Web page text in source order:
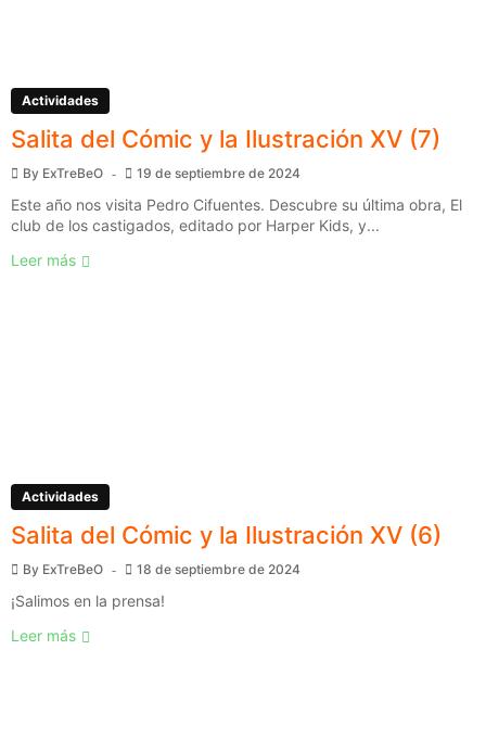
Actividades
Salita del Cómic y la Ilustración XV (7)
By ExTreBeO 19 de septiembre de 2024
Este año nos visita Pedro Cifuentes. Descubre su última obra, El
club de los castigados, editado por Harper Kids, y...
Leer más
Actividades
Salita del Cómic y la Ilustración XV (6)
By ExTreBeO 18 de septiembre de 2024
¡Salimos en la prensa!
Leer más